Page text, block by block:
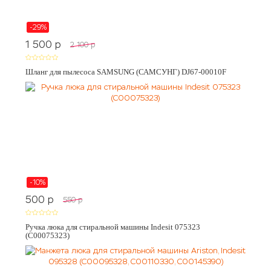
-29%
1 500 p 2 100 p
Шланг для пылесоса SAMSUNG (САМСУНГ) DJ67-00010F
-10%
500 p 550 p
Ручка люка для стиральной машины Indesit 075323
(C00075323)